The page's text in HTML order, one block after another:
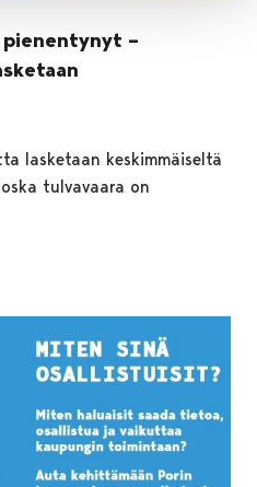
pienentynyt –
lasketaan keskimmäiseltä
tulvavaara on